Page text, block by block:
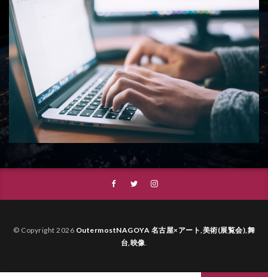
© Copyright 2026 OutermostNAGOYA 名古屋×アート,美術(展覧会),舞
台,映像.